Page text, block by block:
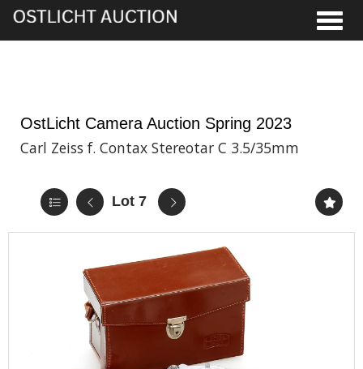
OstLicht Camera Auction Spring 2023
Carl Zeiss f. Contax Stereotar C 3.5/35mm
Lot 7